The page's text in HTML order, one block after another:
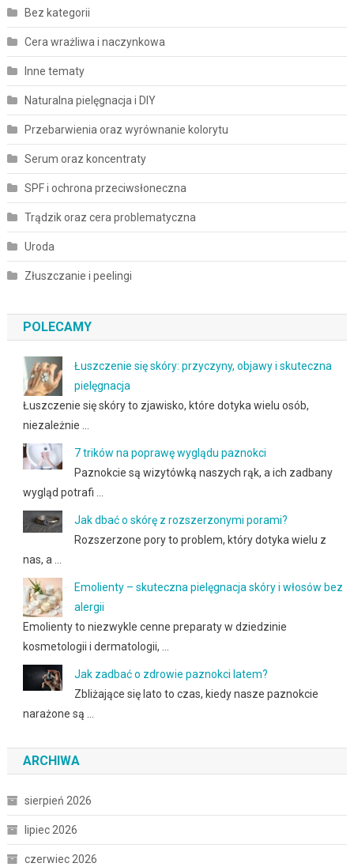
Bez kategorii
Cera wrażliwa i naczynkowa
Inne tematy
Naturalna pielęgnacja i DIY
Przebarwienia oraz wyrównanie kolorytu
Serum oraz koncentraty
SPF i ochrona przeciwsłoneczna
Trądzik oraz cera problematyczna
Uroda
Złuszczanie i peelingi
POLECAMY
Łuszczenie się skóry: przyczyny, objawy i skuteczna
pielęgnacja
Łuszczenie się skóry to zjawisko, które dotyka wielu osób,
niezależnie …
7 trików na poprawę wyglądu paznokci
Paznokcie są wizytówką naszych rąk, a ich zadbany
wygląd potrafi …
Jak dbać o skórę z rozszerzonymi porami?
Rozszerzone pory to problem, który dotyka wielu z
nas, a …
Emolienty – skuteczna pielęgnacja skóry i włosów bez
alergii
Emolienty to niezwykle cenne preparaty w dziedzinie
kosmetologii i dermatologii, …
Jak zadbać o zdrowie paznokci latem?
Zbliżające się lato to czas, kiedy nasze paznokcie
narażone są …
ARCHIWA
sierpień 2026
lipiec 2026
czerwiec 2026